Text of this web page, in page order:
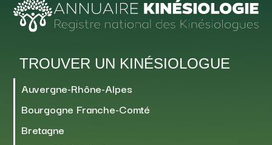
TROUVER UN KINÉSIOLOGUE
Auvergne-Rhône-Alpes
Bourgogne Franche-Comté
Bretagne